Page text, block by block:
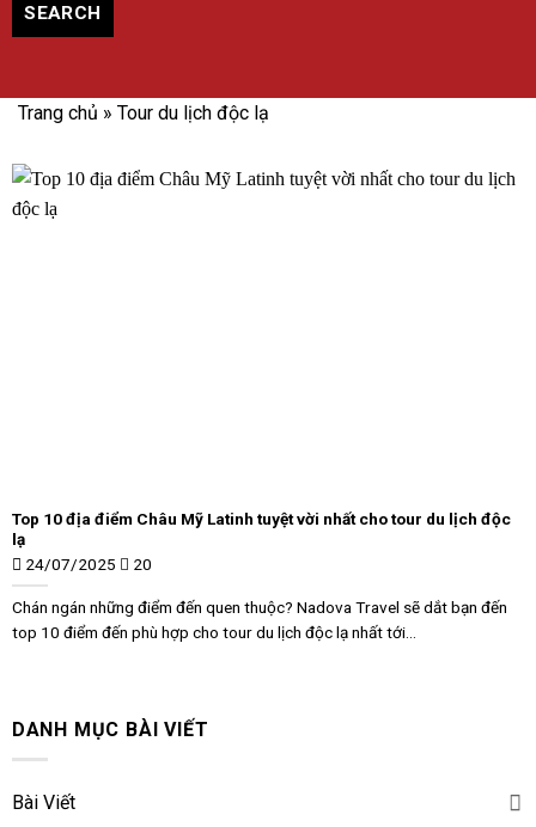
SEARCH
Trang chủ » Tour du lịch độc lạ
Top 10 địa điểm Châu Mỹ Latinh tuyệt vời nhất cho tour du lịch độc
lạ
24/07/2025
20
Chán ngán những điểm đến quen thuộc? Nadova Travel sẽ dắt bạn đến
top 10 điểm đến phù hợp cho tour du lịch độc lạ nhất tới...
DANH MỤC BÀI VIẾT
Bài Viết